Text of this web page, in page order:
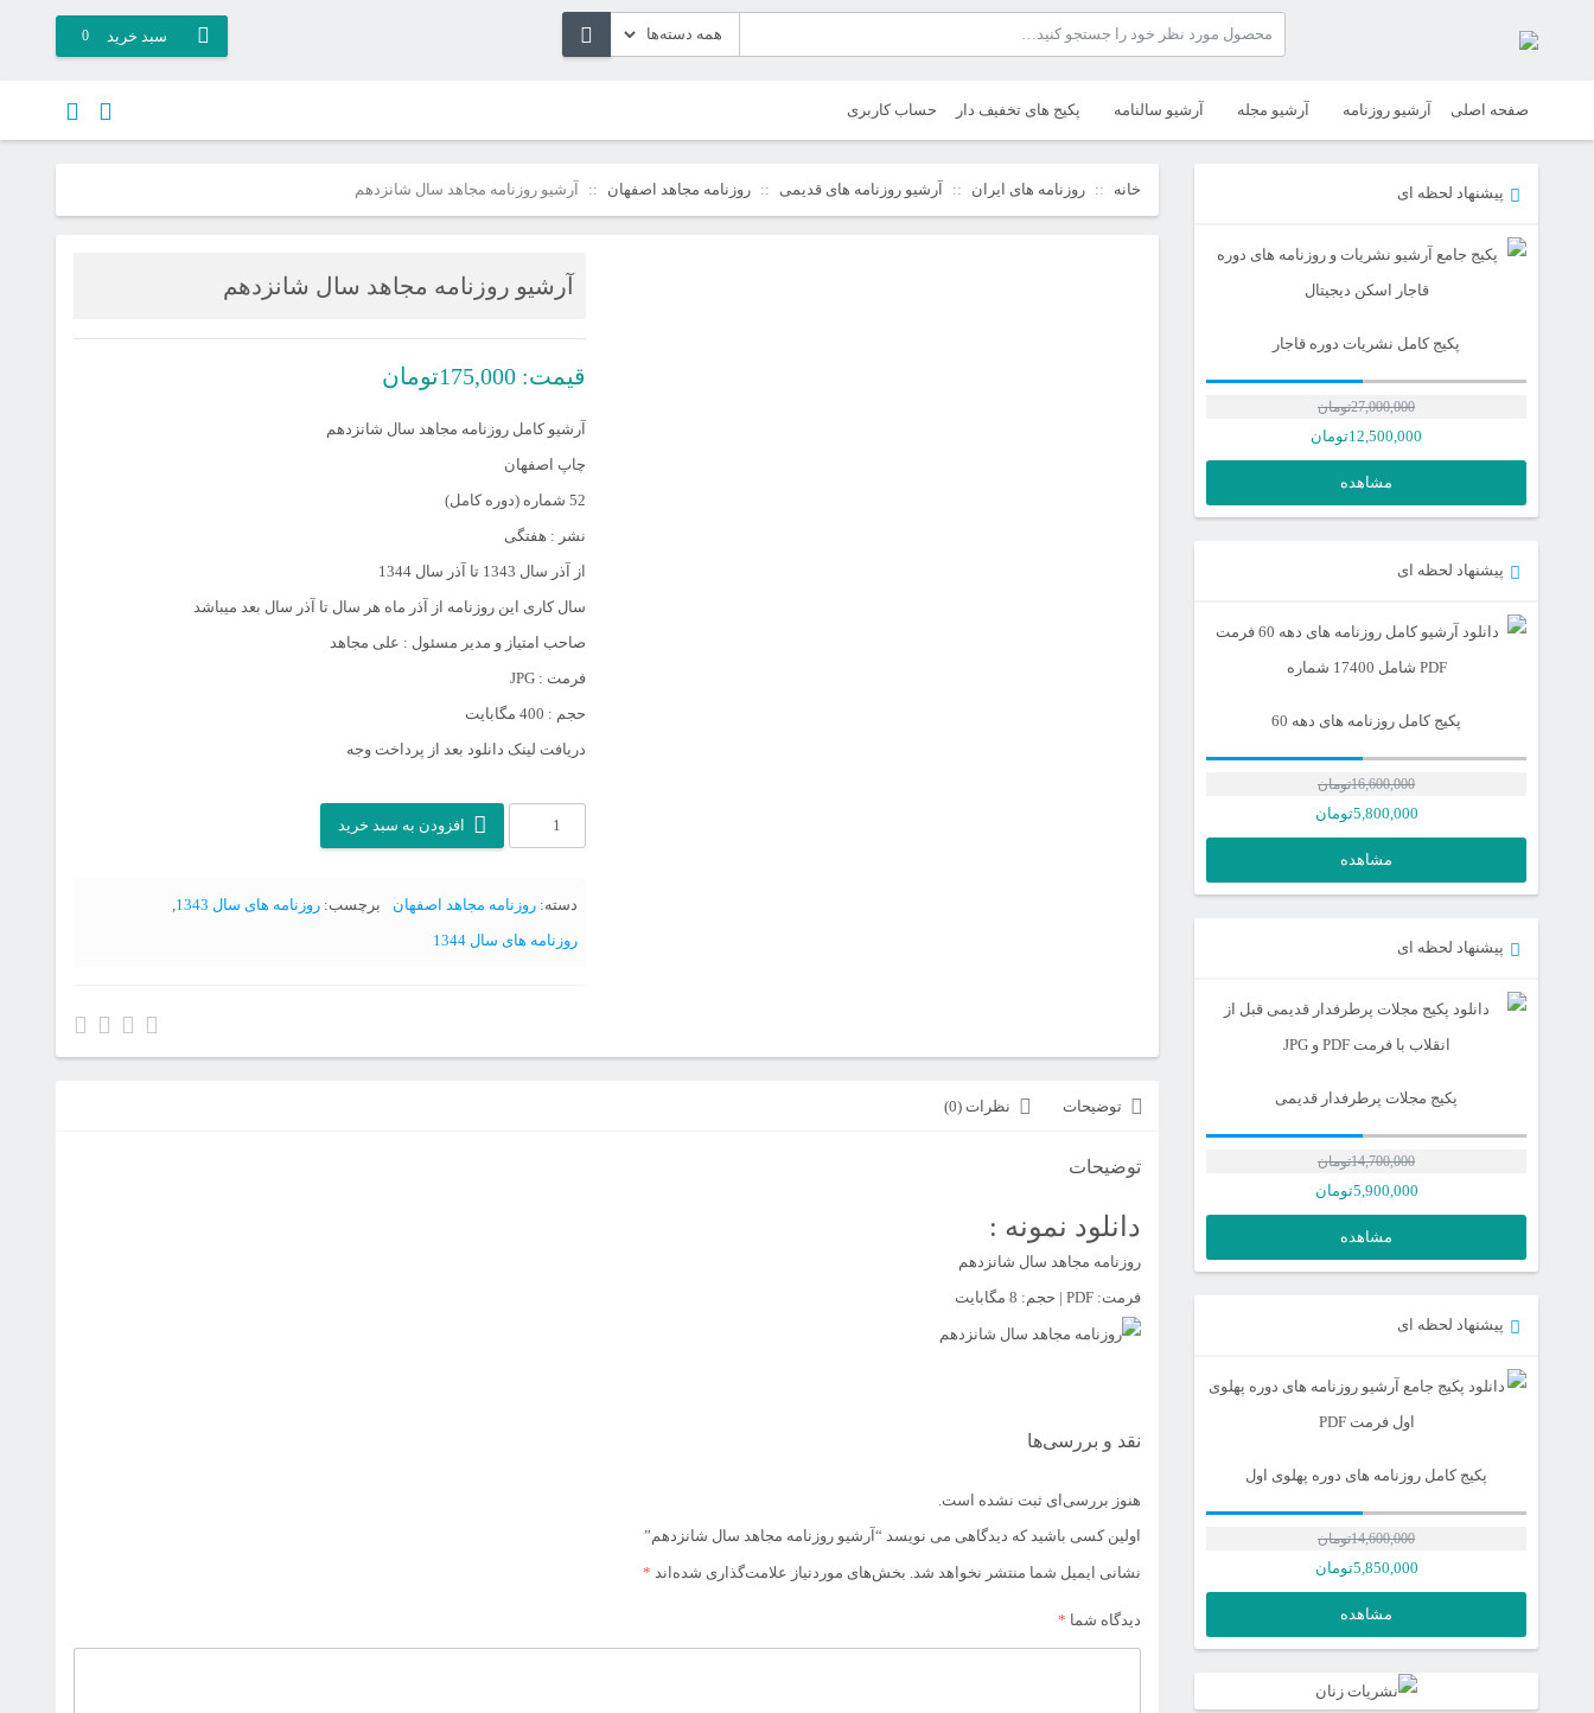
سبد خرید 0
صفحه اصلی آرشیو روزنامه آرشیو مجله آرشیو سالنامه پکیج های تخفیف دار حساب کاربری
خانه روزنامه های ایران آرشیو روزنامه های قدیمی روزنامه مجاهد اصفهان آرشیو روزنامه مجاهد سال شانزدهم
آرشیو روزنامه مجاهد سال شانزدهم
قیمت: 175,000تومان
آرشیو کامل روزنامه مجاهد سال شانزدهم
چاپ اصفهان
52 شماره (دوره کامل)
نشر : هفتگی
از آذر سال 1343 تا آذر سال 1344
سال کاری این روزنامه از آذر ماه هر سال تا آذر سال بعد میباشد
صاحب امتیاز و مدیر مسئول : علی مجاهد
فرمت : JPG
حجم : 400 مگابایت
دریافت لینک دانلود بعد از پرداخت وجه
آرشیو
افزودن به سبد خرید
دسته: روزنامه مجاهد اصفهان برچسب: روزنامه های سال 1343
,
روزنامه های سال 1344
توضیحات نظرات (0)
توضیحات
دانلود نمونه :
روزنامه مجاهد سال شانزدهم
فرمت: PDF | حجم: 8 مگابایت
نقد و بررسی‌ها
هنوز بررسی‌ای ثبت نشده است.
اولین کسی باشید که دیدگاهی می نویسد “آرشیو روزنامه مجاهد سال شانزدهم”
نشانی ایمیل شما منتشر نخواهد شد. بخش‌های موردنیاز علامت‌گذاری شده‌اند *
دیدگاه شما *
پیشنهاد لحظه ای
پکیج کامل نشریات دوره قاجار
27,000,000تومان
12,500,000تومان
مشاهده
پیشنهاد لحظه ای
پکیج کامل روزنامه های دهه 60
16,600,000تومان
5,800,000تومان
مشاهده
پیشنهاد لحظه ای
پکیج مجلات پرطرفدار قدیمی
14,700,000تومان
5,900,000تومان
مشاهده
پیشنهاد لحظه ای
پکیج کامل روزنامه های دوره پهلوی اول
14,600,000تومان
14,600,000تومان
5,850,000تومان
فعلی
است.
مشاهده